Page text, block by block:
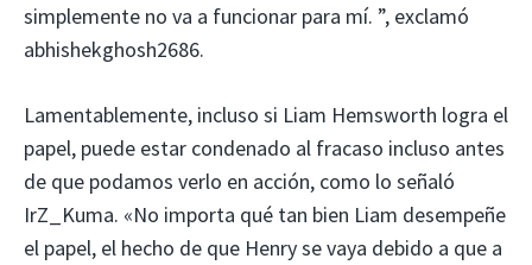
simplemente no va a funcionar para mí. ”, exclamó
abhishekghosh2686.
Lamentablemente, incluso si Liam Hemsworth logra el
papel, puede estar condenado al fracaso incluso antes
de que podamos verlo en acción, como lo señaló
IrZ_Kuma. «No importa qué tan bien Liam desempeñe
el papel, el hecho de que Henry se vaya debido a que a